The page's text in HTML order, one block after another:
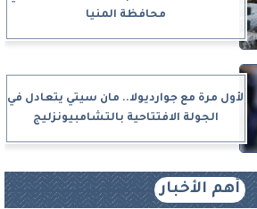
محافظة المنيا
لأول مرة مع جوارديولا.. مان سيتي يتعادل في
الجولة الافتتاحية بالتشامبيونزليج
أهم الأخبار